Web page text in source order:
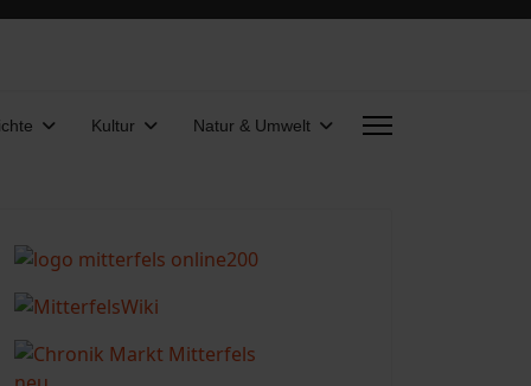
Kultur Natur & Umwelt